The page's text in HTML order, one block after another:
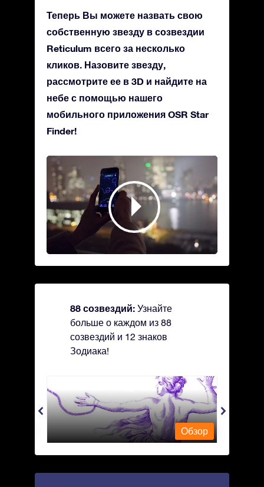
Теперь Вы можете назвать свою
собственную звезду в созвездии
Reticulum всего за несколько
кликов. Назовите звезду,
рассмотрите ее в 3D и найдите на
небе с помощью нашего
мобильного приложения OSR Star
Finder!
88 созвездий: Узнайте
больше о каждом из 88
созвездий и 12 знаков
Зодиака!
Andromeda - Андромеда
Обзор